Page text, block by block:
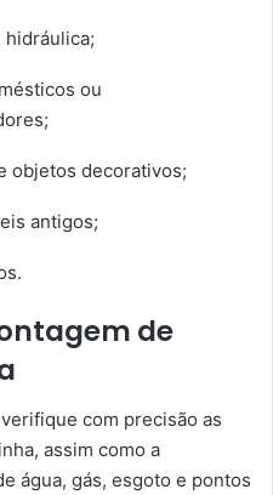
hidráulica;
ou
objetos decorativos;
antigos;
de
com precisão as
assim como a
água, gás, esgoto e pontos